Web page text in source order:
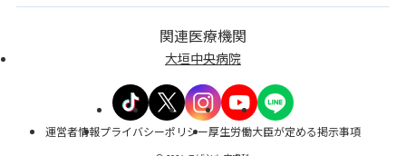
関連医療機関
大垣中央病院
運営者情報プライバシーポリシー厚生労働大臣が定める掲示事項